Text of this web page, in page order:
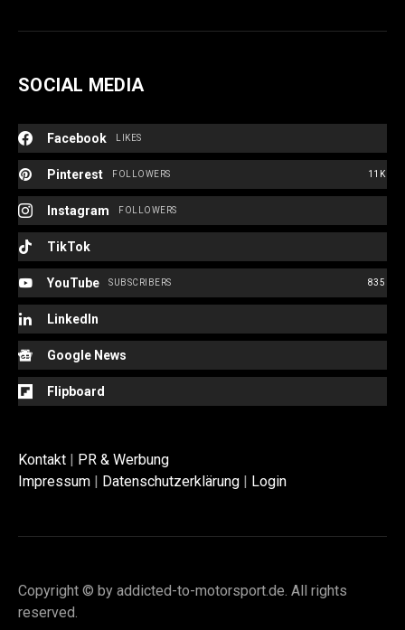
SOCIAL MEDIA
Facebook LIKES
Pinterest 11K
FOLLOWERS
Instagram FOLLOWERS
TikTok
YouTube 835
SUBSCRIBERS
LinkedIn
Google News
Flipboard
Kontakt | PR & Werbung
Impressum | Datenschutzerklärung | Login
Copyright © by addicted-to-motorsport.de. All rights
reserved.